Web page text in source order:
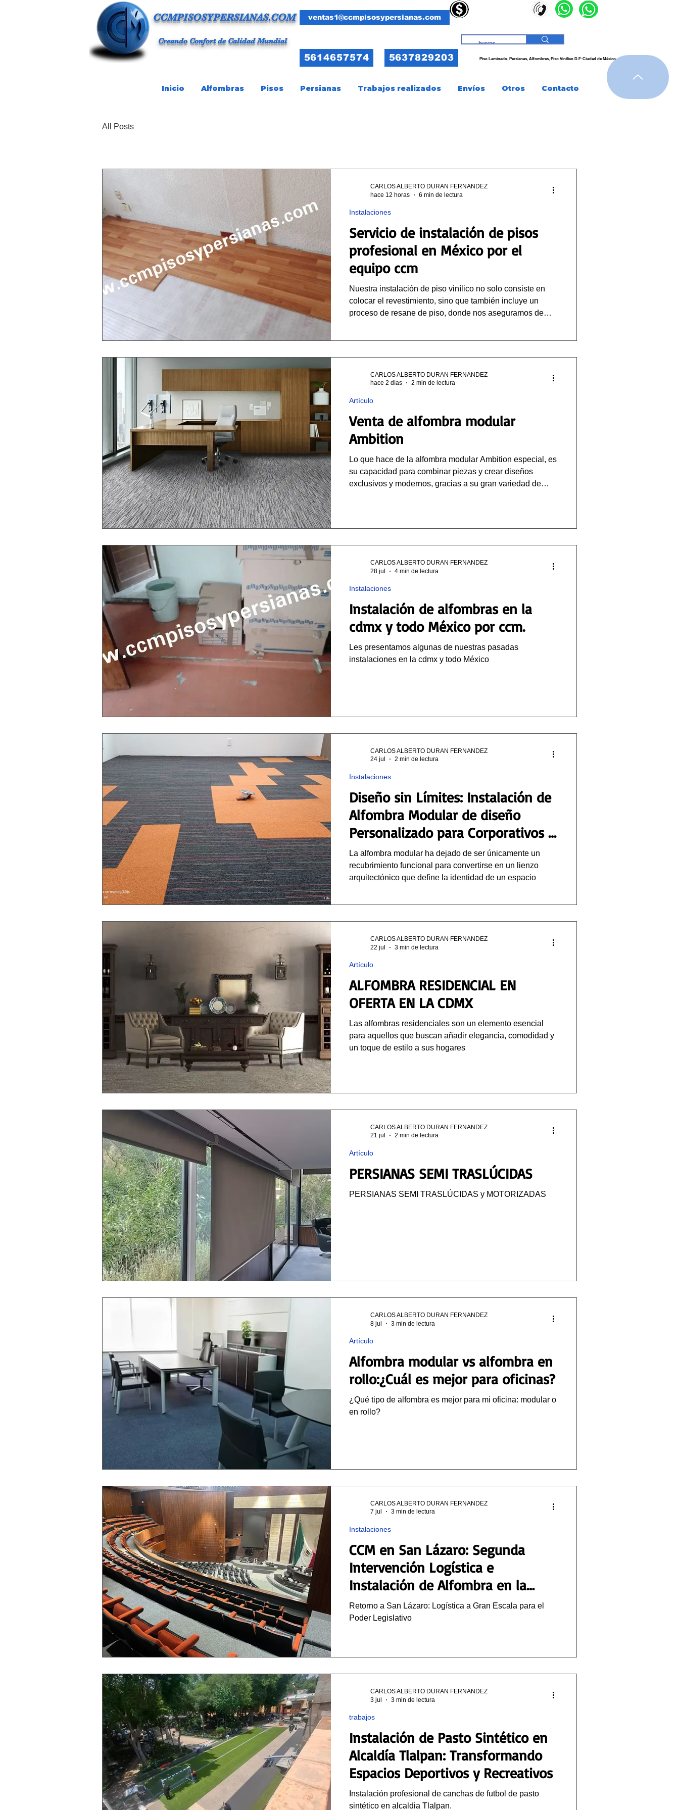
CCMPISOSYPERSIANAS.COM ventas1@ccmpisosypersianas.com
Creando Confort de Calidad Mundial
5614657574 5637829203 Piso Laminado, Persianas, Alfombras, Piso Vinílico D.F-Ciudad de México
Inicio Alfombras Pisos Persianas Trabajos realizados Envíos Otros Contacto
All Posts
Servicio de instalación de pisos
profesional en México por el
equipo ccm
Nuestra instalación de piso vinílico no solo consiste en
colocar el revestimiento, sino que también incluye un
proceso de resane de piso, donde nos aseguramos de
Instalaciones
CARLOS ALBERTO DURAN FERNANDEZ
hace 12 horas
6 min de lectura
Venta de alfombra modular
Ambition
Lo que hace de la alfombra modular Ambition especial, es
su capacidad para combinar piezas y crear diseños
exclusivos y modernos, gracias a su gran variedad de
Artículo
CARLOS ALBERTO DURAN FERNANDEZ
hace 2 días
2 min de lectura
Instalación de alfombras en la
cdmx y todo México por ccm.
Les presentamos algunas de nuestras pasadas
instalaciones en la cdmx y todo México
Instalaciones
CARLOS ALBERTO DURAN FERNANDEZ
28 jul
4 min de lectura
Diseño sin Límites: Instalación de
Alfombra Modular de diseño
Personalizado para Corporativos y
Escuelas
La alfombra modular ha dejado de ser únicamente un
recubrimiento funcional para convertirse en un lienzo
arquitectónico que define la identidad de un espacio
Instalaciones
CARLOS ALBERTO DURAN FERNANDEZ
24 jul
2 min de lectura
ALFOMBRA RESIDENCIAL EN
OFERTA EN LA CDMX
Las alfombras residenciales son un elemento esencial
para aquellos que buscan añadir elegancia, comodidad y
un toque de estilo a sus hogares
Artículo
CARLOS ALBERTO DURAN FERNANDEZ
22 jul
3 min de lectura
PERSIANAS SEMI TRASLÚCIDAS
PERSIANAS SEMI TRASLÚCIDAS y MOTORIZADAS
Artículo
CARLOS ALBERTO DURAN FERNANDEZ
21 jul
2 min de lectura
Alfombra modular vs alfombra en
rollo:¿Cuál es mejor para oficinas?
¿Qué tipo de alfombra es mejor para mi oficina: modular o
en rollo?
Artículo
CARLOS ALBERTO DURAN FERNANDEZ
8 jul
3 min de lectura
CCM en San Lázaro: Segunda
Intervención Logística e
Instalación de Alfombra en la
Cámara de Diputados
Retorno a San Lázaro: Logística a Gran Escala para el
Poder Legislativo
Instalaciones
CARLOS ALBERTO DURAN FERNANDEZ
7 jul
3 min de lectura
Instalación de Pasto Sintético en
Alcaldía Tlalpan: Transformando
Espacios Deportivos y Recreativos
Instalación profesional de canchas de futbol de pasto
sintético en alcaldia Tlalpan.
trabajos
CARLOS ALBERTO DURAN FERNANDEZ
3 jul
3 min de lectura